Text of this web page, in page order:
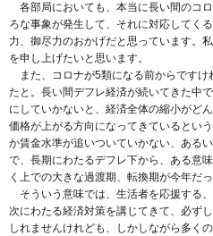
各部局においても、本当に長い間のコ
ろな事象が発生して、それに対応してく
力、御尽力のおかげだと思っています。
を申し上げたいと思います。
また、コロナが5類になる前からですけ
たと。長い間デフレ経済が続いてきた中
にしていかないと、経済全体の縮小がど
価格が上がる方向になってきているとい
か賃金水準が追いついていかない、ある
で、長期にわたるデフレ下から、ある意
く上での大きな過渡期、転換期が今年だっ
そういう意味では、生活者を応援する
次にわたる経済対策を講じてきて、必ず
しれませんけれども、しかしながら多く